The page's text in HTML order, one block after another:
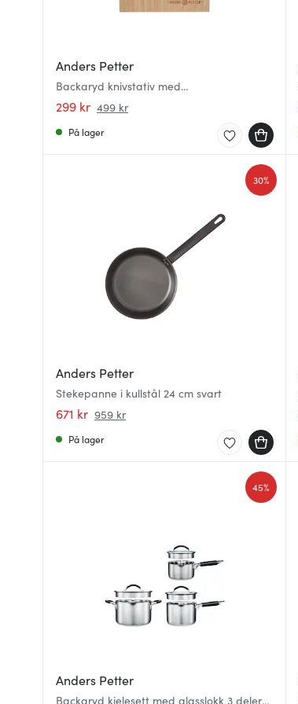
Anders Petter
Backaryd knivstativ med
redskapsoppbevaring bambus
299 kr 499 kr
På lager
Anders Petter
Stekepanne i kullstål 24 cm svart
671 kr 959 kr
30%
På lager
Anders Petter
Backaryd kjelesett med glasslokk 3 deler
45%